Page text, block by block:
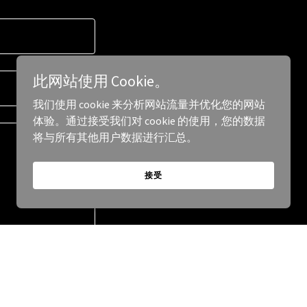
此网站使用 Cookie。
我们使用 cookie 来分析网站流量并优化您的网站
体验。通过接受我们对 cookie 的使用，您的数据
将与所有其他用户数据进行汇总。
接受